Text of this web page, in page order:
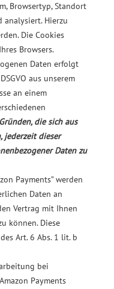
Browsertyp, Standort
analysiert. Hierzu
Die Cookies
Browsers.
Daten erfolgt
aus unserem
an einem
die sich aus
jederzeit dieser
Daten zu
Payments” werden
Daten an
Vertrag mit Ihnen
können. Diese
Art. 6 Abs. 1 lit. b
bei
Payments